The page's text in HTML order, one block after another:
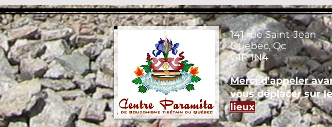
141 rue Saint-Jean
Québec, Qc
G1R 1N4
Merci d'appeler
vous déplacer sur
lieux